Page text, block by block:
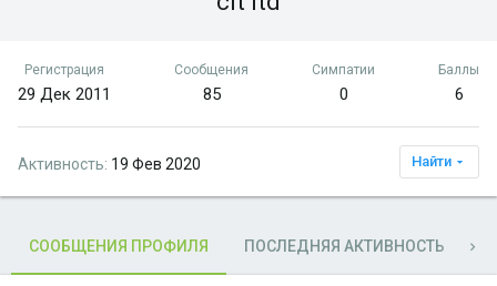
Регистрация
29 Дек 2011
Сообщения
85
Симпатии
0
Баллы
6
Активность 19 Фев 2020 Найти
СООБЩЕНИЯ ПРОФИЛЯ ПОСЛЕДНЯЯ АКТИВНОСТЬ